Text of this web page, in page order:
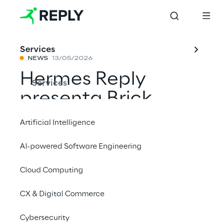
Services
Services
Artificial Intelligence
AI-powered Software Engineering
Cloud Computing
CX & Digital Commerce
Cybersecurity
NEWS 13/05/2026
Hermes Reply
presenta Brick
Cognitive, il
sistema operativo
fabbrica
Condividi con un amico